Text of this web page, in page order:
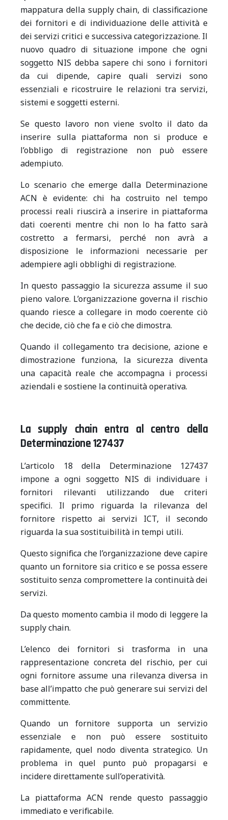
mappatura della supply chain, di classificazione
dei fornitori e di individuazione delle attività e
dei servizi critici e successiva categorizzazione. Il
nuovo quadro di situazione impone che ogni
soggetto NIS debba sapere chi sono i fornitori
da cui dipende, capire quali servizi sono
essenziali e ricostruire le relazioni tra servizi,
sistemi e soggetti esterni.
Se questo lavoro non viene svolto il dato da
inserire sulla piattaforma non si produce e
l’obbligo di registrazione non può essere
adempiuto.
Lo scenario che emerge dalla Determinazione
ACN è evidente: chi ha costruito nel tempo
processi reali riuscirà a inserire in piattaforma
dati coerenti mentre chi non lo ha fatto sarà
costretto a fermarsi, perché non avrà a
disposizione le informazioni necessarie per
adempiere agli obblighi di registrazione.
In questo passaggio la sicurezza assume il suo
pieno valore. L’organizzazione governa il rischio
quando riesce a collegare in modo coerente ciò
che decide, ciò che fa e ciò che dimostra.
Quando il collegamento tra decisione, azione e
dimostrazione funziona, la sicurezza diventa
una capacità reale che accompagna i processi
aziendali e sostiene la continuità operativa.
La supply chain entra al centro della
Determinazione 127437
L’articolo 18 della Determinazione 127437
impone a ogni soggetto NIS di individuare i
fornitori rilevanti utilizzando due criteri
specifici. Il primo riguarda la rilevanza del
fornitore rispetto ai servizi ICT, il secondo
riguarda la sua sostituibilità in tempi utili.
Questo significa che l’organizzazione deve capire
quanto un fornitore sia critico e se possa essere
sostituito senza compromettere la continuità dei
servizi.
Da questo momento cambia il modo di leggere la
supply chain.
L’elenco dei fornitori si trasforma in una
rappresentazione concreta del rischio, per cui
ogni fornitore assume una rilevanza diversa in
base all’impatto che può generare sui servizi del
committente.
Quando un fornitore supporta un servizio
essenziale e non può essere sostituito
rapidamente, quel nodo diventa strategico. Un
problema in quel punto può propagarsi e
incidere direttamente sull’operatività.
La piattaforma ACN rende questo passaggio
immediato e verificabile.